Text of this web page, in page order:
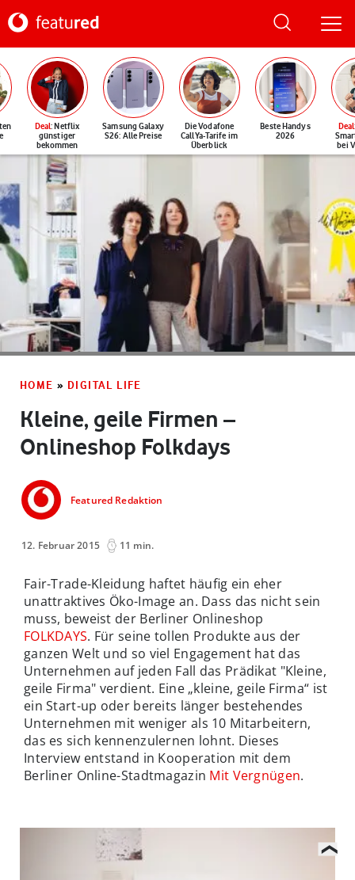
Deal: Netflix
günstiger
bekommen
Samsung Galaxy
S26: Alle Preise
Die Vodafone
CallYa-Tarife im
Überblick
Beste Handys
2026
Deal
bei
HOME » DIGITAL LIFE
Kleine, geile Firmen –
Onlineshop Folkdays
Featured Redaktion
12. Februar 2015 11 min.
Fair-Trade-Kleidung haftet häufig ein eher
unattraktives Öko-Image an. Dass das nicht sein
muss, beweist der Berliner Onlineshop
FOLKDAYS. Für seine tollen Produkte aus der
ganzen Welt und so viel Engagement hat das
Unternehmen auf jeden Fall das Prädikat "Kleine,
geile Firma" verdient. Eine „kleine, geile Firma“ ist
ein Start-up oder bereits länger bestehendes
Unternehmen mit weniger als 10 Mitarbeitern,
das es sich kennenzulernen lohnt. Dieses
Interview entstand in Kooperation mit dem
Berliner Online-Stadtmagazin Mit Vergnügen.